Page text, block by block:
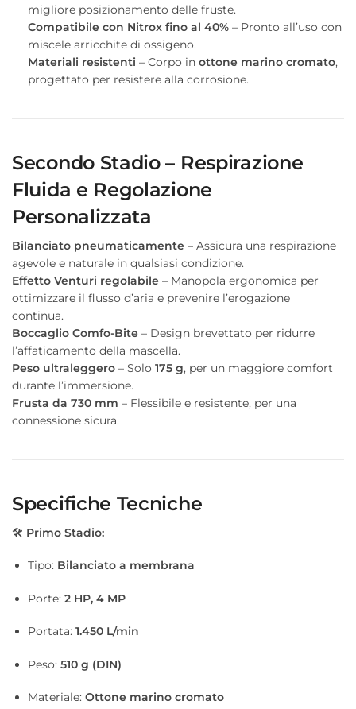
migliore posizionamento delle fruste.
Compatibile con Nitrox fino al 40% – Pronto all’uso con
miscele arricchite di ossigeno.
Materiali resistenti – Corpo in ottone marino cromato,
progettato per resistere alla corrosione.
Secondo Stadio – Respirazione
Fluida e Regolazione
Personalizzata
Bilanciato pneumaticamente – Assicura una respirazione
agevole e naturale in qualsiasi condizione.
Effetto Venturi regolabile – Manopola ergonomica per
ottimizzare il flusso d’aria e prevenire l’erogazione
continua.
Boccaglio Comfo-Bite – Design brevettato per ridurre
l’affaticamento della mascella.
Peso ultraleggero – Solo 175 g, per un maggiore comfort
durante l’immersione.
Frusta da 730 mm – Flessibile e resistente, per una
connessione sicura.
Specifiche Tecniche
🛠 Primo Stadio:
Tipo: Bilanciato a membrana
Porte: 2 HP, 4 MP
Portata: 1.450 L/min
Peso: 510 g (DIN)
Materiale: Ottone marino cromato